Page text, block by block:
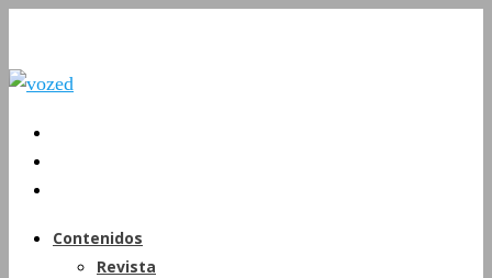
Contenidos
Revista